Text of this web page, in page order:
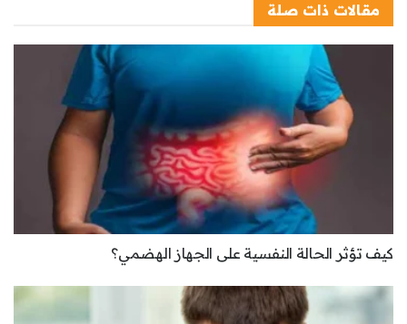
مقالات ذات صلة
كيف تؤثر الحالة النفسية على الجهاز الهضمي؟